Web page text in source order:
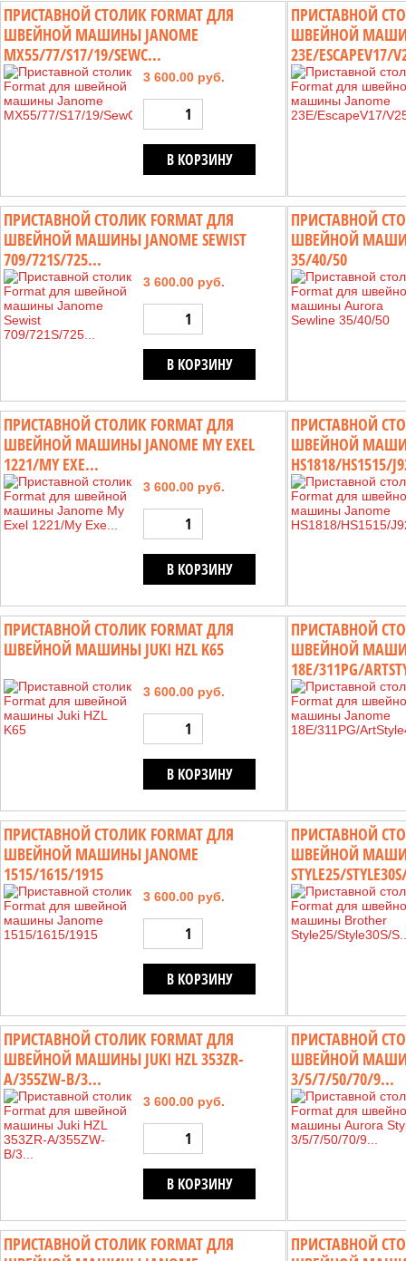
ПРИСТАВНОЙ СТОЛИК FORMAT ДЛЯ
ШВЕЙНОЙ МАШИНЫ JANOME
MX55/77/S17/19/SEWC...
3 600.00 руб.
В КОРЗИНУ
ПРИСТАВНОЙ
ШВЕЙНОЙ
23E/ESCAPEV17/
ПРИСТАВНОЙ СТОЛИК FORMAT ДЛЯ
ШВЕЙНОЙ МАШИНЫ JANOME SEWIST
709/721S/725...
3 600.00 руб.
В КОРЗИНУ
ПРИСТАВНОЙ
ШВЕЙНОЙ
35/40/50
ПРИСТАВНОЙ СТОЛИК FORMAT ДЛЯ
ШВЕЙНОЙ МАШИНЫ JANOME MY EXEL
1221/MY EXE...
3 600.00 руб.
В КОРЗИНУ
ПРИСТАВНОЙ
ШВЕЙНОЙ
HS1818/HS1515/
ПРИСТАВНОЙ СТОЛИК FORMAT ДЛЯ
ШВЕЙНОЙ МАШИНЫ JUKI HZL K65
3 600.00 руб.
В КОРЗИНУ
ПРИСТАВНОЙ
ШВЕЙНОЙ
18E/311PG/
ПРИСТАВНОЙ СТОЛИК FORMAT ДЛЯ
ШВЕЙНОЙ МАШИНЫ JANOME
1515/1615/1915
3 600.00 руб.
В КОРЗИНУ
ПРИСТАВНОЙ
ШВЕЙНОЙ
STYLE25/
ПРИСТАВНОЙ СТОЛИК FORMAT ДЛЯ
ШВЕЙНОЙ МАШИНЫ JUKI HZL 353ZR-
A/355ZW-B/3...
3 600.00 руб.
В КОРЗИНУ
ПРИСТАВНОЙ
ШВЕЙНОЙ
3/5/7/50/70/9...
ПРИСТАВНОЙ СТОЛИК FORMAT ДЛЯ
ПРИСТАВНОЙ